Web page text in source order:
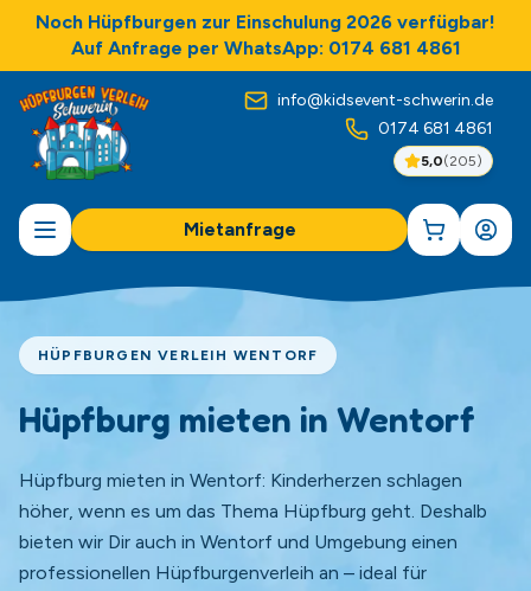
Noch Hüpfburgen zur Einschulung 2026 verfügbar!
Auf Anfrage per WhatsApp: 0174 681 4861
info@kidsevent-schwerin.de
0174 681 4861
5,0(205)
Mietanfrage
HÜPFBURGEN VERLEIH WENTORF
Hüpfburg mieten in Wentorf
Hüpfburg mieten in Wentorf: Kinderherzen schlagen
höher, wenn es um das Thema Hüpfburg geht. Deshalb
bieten wir Dir auch in Wentorf und Umgebung einen
professionellen Hüpfburgenverleih an – ideal für